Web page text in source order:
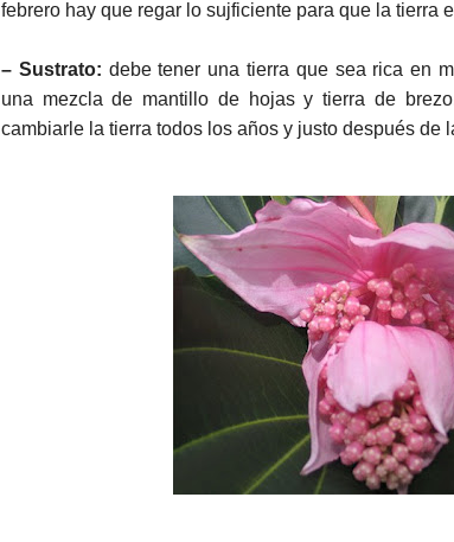
febrero hay que regar lo sujficiente para que la tierra
– Sustrato: debe tener una tierra que sea rica en
una mezcla de mantillo de hojas y tierra de
cambiarle la tierra todos los años y justo después de